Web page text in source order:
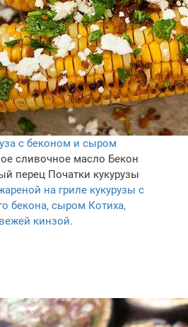
с беконом и сыром
сливочное масло Бекон
перец Початки кукурузы
на гриле кукурузы с
бекона, сыром Котиха,
кинзой.